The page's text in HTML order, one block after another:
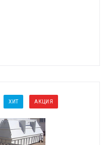
ХИТ АКЦИЯ